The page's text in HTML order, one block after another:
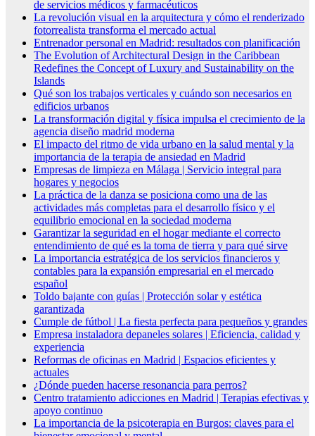
de servicios médicos y farmacéuticos
La revolución visual en la arquitectura y cómo el renderizado
fotorrealista transforma el mercado actual
Entrenador personal en Madrid: resultados con planificación
The Evolution of Architectural Design in the Caribbean
Redefines the Concept of Luxury and Sustainability on the
Islands
Qué son los trabajos verticales y cuándo son necesarios en
edificios urbanos
La transformación digital y física impulsa el crecimiento de la
agencia diseño madrid moderna
El impacto del ritmo de vida urbano en la salud mental y la
importancia de la terapia de ansiedad en Madrid
Empresas de limpieza en Málaga | Servicio integral para
hogares y negocios
La práctica de la danza se posiciona como una de las
actividades más completas para el desarrollo físico y el
equilibrio emocional en la sociedad moderna
Garantizar la seguridad en el hogar mediante el correcto
entendimiento de qué es la toma de tierra y para qué sirve
La importancia estratégica de los servicios financieros y
contables para la expansión empresarial en el mercado
español
Toldo bajante con guías | Protección solar y estética
garantizada
Cumple de fútbol | La fiesta perfecta para pequeños y grandes
Empresa instaladora depaneles solares | Eficiencia, calidad y
experiencia
Reformas de oficinas en Madrid | Espacios eficientes y
actuales
¿Dónde pueden hacerse resonancia para perros?
Centro tratamiento adicciones en Madrid | Terapias efectivas y
apoyo continuo
La importancia de la psicoterapia en Burgos: claves para el